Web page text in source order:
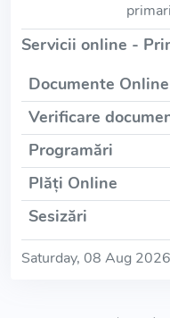
Servicii online -
Documente Online
Verificare
Programări
Plăți Online
Sesizări
Saturday, 08 Aug 2026